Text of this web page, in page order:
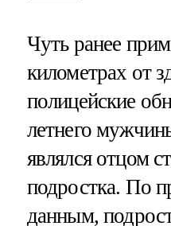
Чуть ранее
километрах от
полицейские
летнего
являлся отцом
подростка. По
данным,